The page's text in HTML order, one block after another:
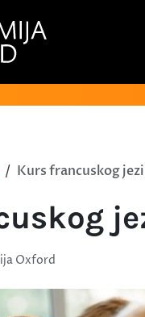
Kurs francuskog
Oxford